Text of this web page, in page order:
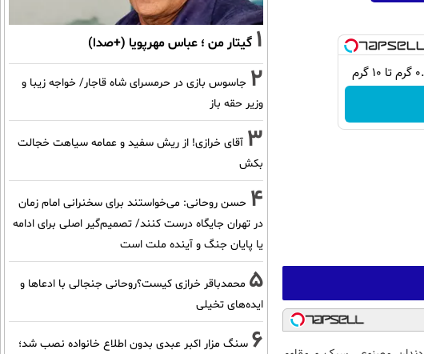
1 گیتار من ؛ عباس مهرپویا (+صدا)
2 جاسوس بازی در حرمسرای شاه قاجار/ خواجه زیبا و
وزیر حقه باز
3 آقای خرازی! از ریش سفید و عمامه سیاهت خجالت
بکش
4 حسن روحانی: می‌خواستند برای سخنرانی امام زمان
در تهران جایگاه درست کنند/ تصمیم‌گیر اصلی برای ادامه
یا پایان جنگ و آینده ملت است
5 محمدباقر خرازی کیست؟روحانی جنجالی با ادعاها و
ایده‌های تخیلی
6 سنگ مزار اکبر عبدی بدون اطلاع خانواده نصب شد؛